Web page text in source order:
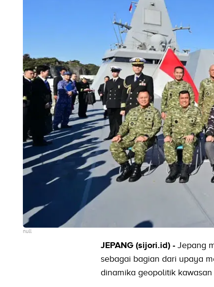
null
JEPANG (sijori.id) - Jepang
sebagai bagian dari upaya
dinamika geopolitik kawasan